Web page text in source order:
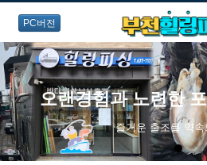
PC버전
오랜경험과 노련한
즐거운 출조를 약